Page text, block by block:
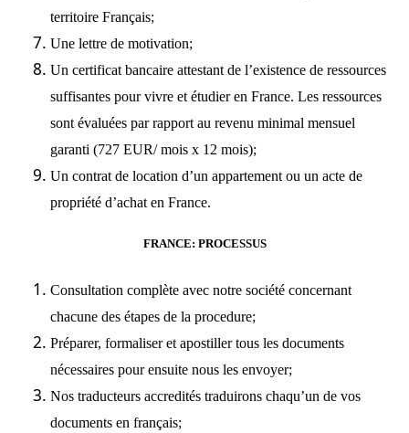
territoire Français;
Une lettre de motivation;
Un certificat bancaire attestant de l’existence de ressources
suffisantes pour vivre et étudier en France. Les ressources
sont évaluées par rapport au revenu minimal mensuel
garanti (727 EUR/ mois x 12 mois);
Un contrat de location d’un appartement ou un acte de
propriété d’achat en France.
FRANCE: PROCESSUS
Consultation complète avec notre société concernant
chacune des étapes de la procedure;
Préparer, formaliser et apostiller tous les documents
nécessaires pour ensuite nous les envoyer;
Nos traducteurs accredités traduirons chaqu’un de vos
documents en français;